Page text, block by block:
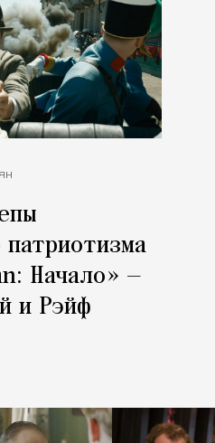
патриотизма
Начало» —
и Рэйф